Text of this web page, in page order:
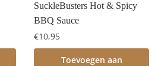
SuckleBusters Hot & Spicy
BBQ Sauce
€10,95
Toevoegen aan